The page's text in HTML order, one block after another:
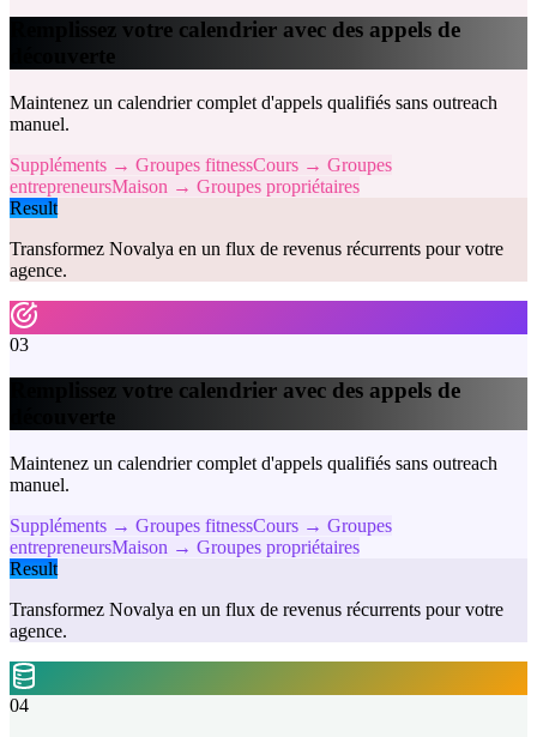
Remplissez votre calendrier avec des appels de
découverte
Maintenez un calendrier complet d'appels qualifiés sans outreach
manuel.
Suppléments → Groupes fitnessCours → Groupes
entrepreneursMaison → Groupes propriétaires
Result
Transformez Novalya en un flux de revenus récurrents pour votre
agence.
03
Remplissez votre calendrier avec des appels de
découverte
Maintenez un calendrier complet d'appels qualifiés sans outreach
manuel.
Suppléments → Groupes fitnessCours → Groupes
entrepreneursMaison → Groupes propriétaires
Result
Transformez Novalya en un flux de revenus récurrents pour votre
agence.
04